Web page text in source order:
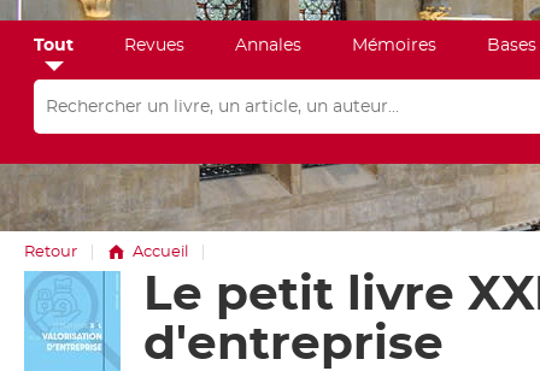
Tout Revues Annales Mémoires
Rechercher dans "Tout"
Retour Accueil
Détail
document
Le petit livre
d'entreprise